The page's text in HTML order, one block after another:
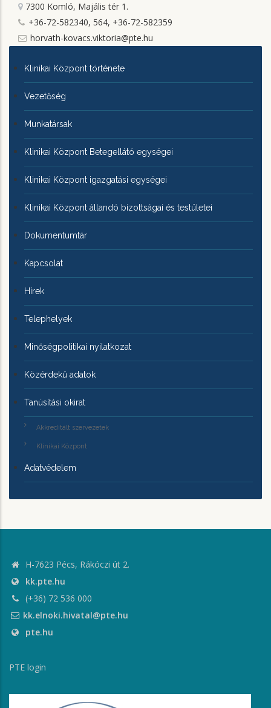
7300 Komló, Majális tér 1.
+36-72-582340, 564, +36-72-582359
horvath-kovacs.viktoria@pte.hu
KLINIKAI
KÖZPONTRÓL
Klinikai Központ története
Vezetőség
Munkatársak
Klinikai Központ Betegellátó egységei
Klinikai Központ igazgatási egységei
Klinikai Központ állandó bizottságai és testületei
Dokumentumtár
Kapcsolat
Hírek
Telephelyek
Minőségpolitikai nyilatkozat
Közérdekű adatok
Tanúsítási okirat
Akkreditált szervezetek
Klinikai Központ
Adatvédelem
H-7623 Pécs, Rákóczi út 2.
kk.pte.hu
(+36) 72 536 000
kk.elnoki.hivatal@pte.hu
pte.hu
PTE login